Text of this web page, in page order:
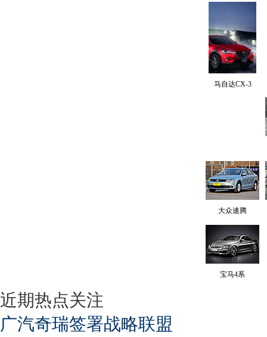
马自达CX-3
大众速腾
宝马4系
近期热点关注
广汽奇瑞签署战略联盟